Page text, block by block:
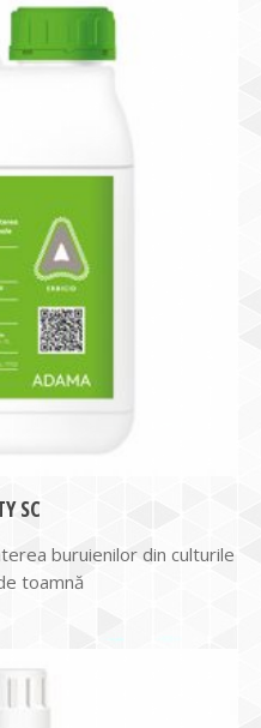
SC
buruienilor din culturile
toamnă